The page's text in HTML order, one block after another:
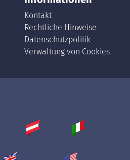
Kontakt
Rechtliche Hinweise
Datenschutzpolitik
Verwaltung von Cookies